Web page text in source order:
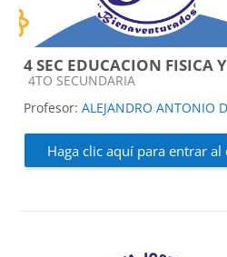
4 SEC EDUCACION FISICA
Categoría de cursos
4TO SECUNDARIA
Profesor: ALEJANDRO ANTONIO
Haga clic aquí para entrar al